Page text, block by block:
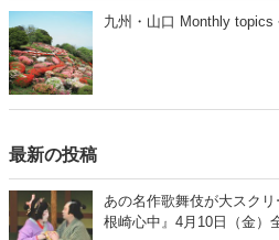
九州・山口 Monthly topics
最新の投稿
あの名作歌舞伎が大スク
根崎心中』4月10日（金）